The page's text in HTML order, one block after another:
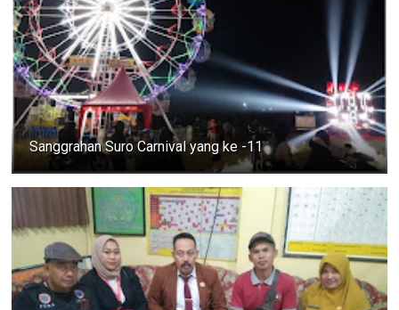
Sanggrahan Suro Carnival yang ke -11